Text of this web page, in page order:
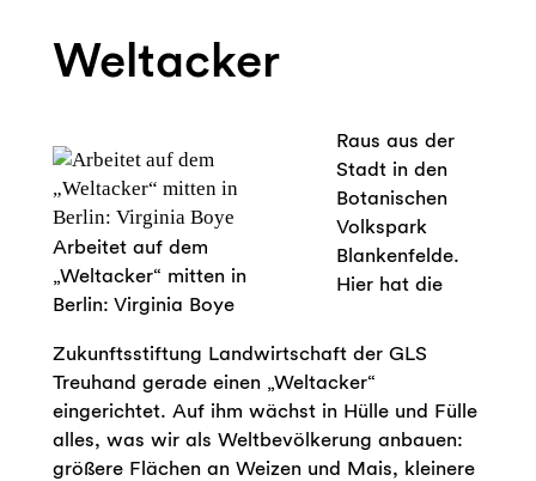
Weltacker
Arbeitet auf dem
„Weltacker“ mitten in
Berlin: Virginia Boye
Raus aus der
Stadt in den
Botanischen
Volkspark
Blankenfelde.
Hier hat die
Zukunftsstiftung Landwirtschaft der GLS
Treuhand gerade einen „Weltacker“
eingerichtet. Auf ihm wächst in Hülle und Fülle
alles, was wir als Weltbevölkerung anbauen:
größere Flächen an Weizen und Mais, kleinere